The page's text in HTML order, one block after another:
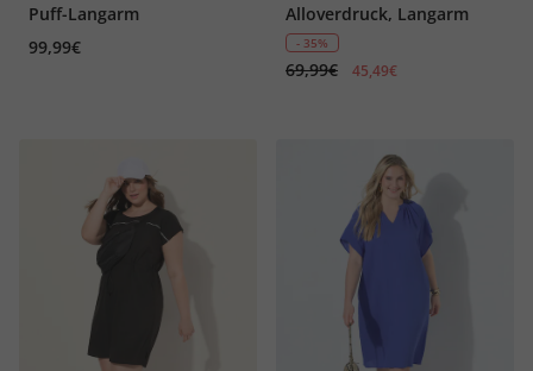
Puff-Langarm
99,99€
Alloverdruck, Langarm
- 35%
69,99€ 45,49€